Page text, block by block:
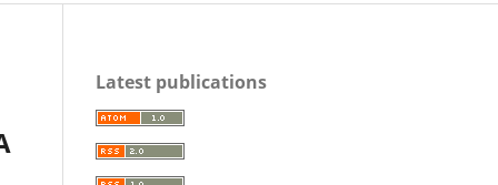
Latest publications